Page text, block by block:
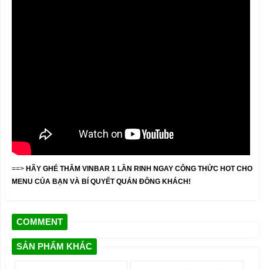
==> HÃY GHÉ THĂM VINBAR 1 LẦN RINH NGAY CÔNG THỨC HOT CHO
MENU CỦA BẠN VÀ BÍ QUYẾT QUÁN ĐÔNG KHÁCH!
COMMENT
SẢN PHẨM KHÁC